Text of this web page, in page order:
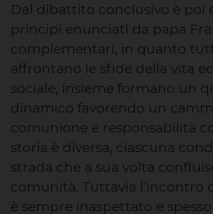
Dal dibattito conclusivo è poi
principi enunciati da papa
complementari, in quanto
affrontano le sfide della vita
sociale, insieme formano un
dinamico favorendo un
comunione e responsabilità
storia è diversa, ciascuna
strada che a sua volta
comunità. Tuttavia l’incontro
è sempre inaspettato e